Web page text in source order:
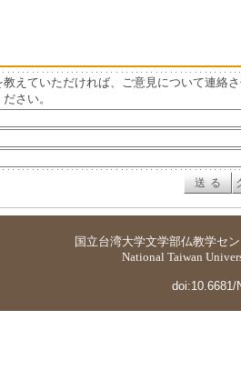
教えていただければ、ご意見について連絡
さい。
国立台湾大学文学部仏教学セ
National Taiwan
doi:10.6681/